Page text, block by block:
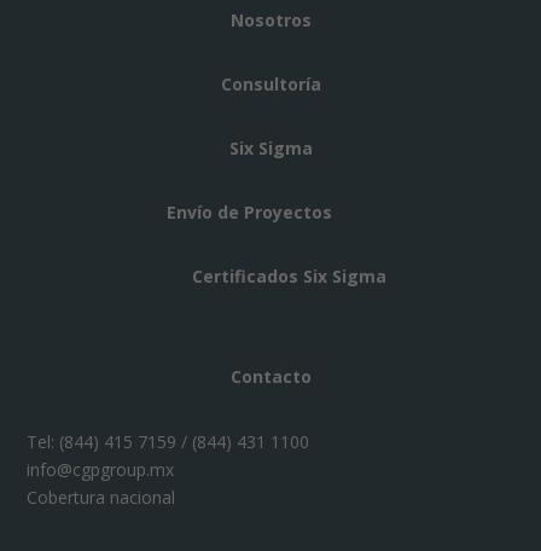
Nosotros
Consultoría
Six Sigma
Envío de Proyectos
Certificados Six Sigma
Contacto
Tel: (844) 415 7159 / (844) 431 1100
info@cgpgroup.mx
Cobertura nacional